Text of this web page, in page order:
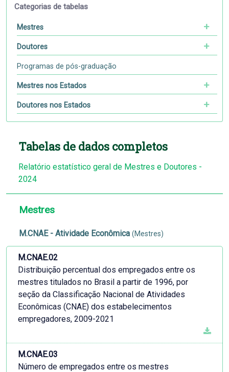
Categorias de tabelas
Mestres
Doutores
Programas de pós-graduação
Mestres nos Estados
Doutores nos Estados
Tabelas de dados completos
Relatório estatístico geral de Mestres e Doutores -
2024
Mestres
M.CNAE - Atividade Econômica (Mestres)
M.CNAE.02
Distribuição percentual dos empregados entre os
mestres titulados no Brasil a partir de 1996, por
seção da Classificação Nacional de Atividades
Econômicas (CNAE) dos estabelecimentos
empregadores, 2009-2021
M.CNAE.03
Número de empregados entre os mestres